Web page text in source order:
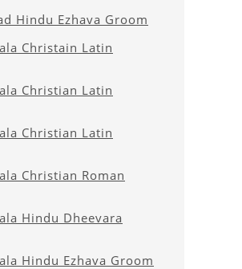
Hindu Ezhava Groom
Christain Latin
Christian Latin
Christian Latin
Christian Roman
Hindu Dheevara
Hindu Ezhava Groom